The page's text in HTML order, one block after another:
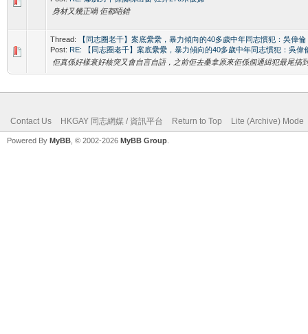
身材又幾正喎 佢都唔錯
Thread:
【同志圈老千】案底纍纍，暴力傾向的40多歲中年同志慣犯：吳偉倫
Post: RE: 【同志圈老千】案底纍纍，暴力傾向的40多歲中年同志慣犯：吳偉
佢真係好樣衰好核突又會自言自語，之前佢去桑拿原來佢係個通緝犯最尾搞
Contact Us HKGAY 同志網媒 / 資訊平台 Return to Top Lite (Archive) Mode
Powered By MyBB , © 2002-2026 MyBB Group